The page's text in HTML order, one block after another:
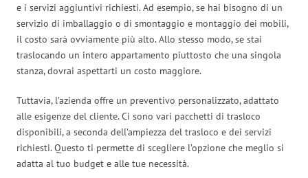
e i servizi aggiuntivi richiesti. Ad esempio, se hai bisogno di un
servizio di imballaggio o di smontaggio e montaggio dei mobili,
il costo sarà ovviamente più alto. Allo stesso modo, se stai
traslocando un intero appartamento piuttosto che una singola
stanza, dovrai aspettarti un costo maggiore.
Tuttavia, l’azienda offre un preventivo personalizzato, adattato
alle esigenze del cliente. Ci sono vari pacchetti di trasloco
disponibili, a seconda dell’ampiezza del trasloco e dei servizi
richiesti. Questo ti permette di scegliere l’opzione che meglio si
adatta al tuo budget e alle tue necessità.